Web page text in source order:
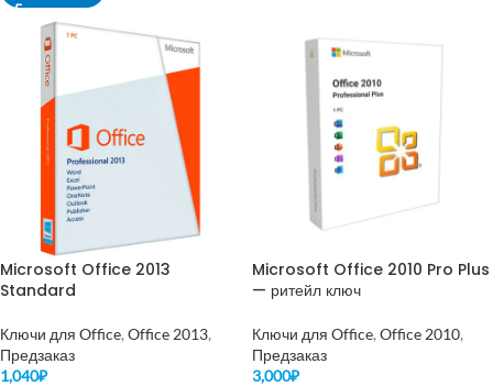
Microsoft Office 2013
Standard
Ключи для Office, Office 2013,
Предзаказ
1,040₽
Microsoft Office 2010 Pro Plus
— ритейл ключ
Ключи для Office, Office 2010,
Предзаказ
3,000₽